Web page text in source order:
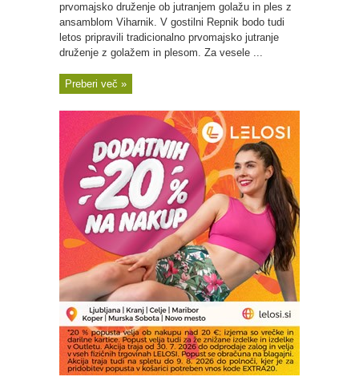
prvomajsko druženje ob jutranjem golažu in ples z
ansamblom Viharnik. V gostilni Repnik bodo tudi
letos pripravili tradicionalno prvomajsko jutranje
druženje z golažem in plesom. Za vesele ...
Preberi več »